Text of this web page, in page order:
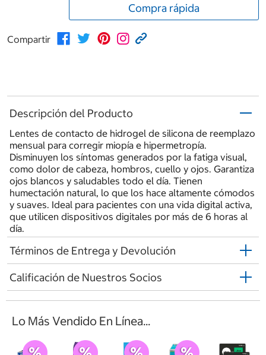
Compra rápida
Compartir
Descripción del Producto
Lentes de contacto de hidrogel de silicona de reemplazo
mensual para corregir miopía e hipermetropía.
Disminuyen los síntomas generados por la fatiga visual,
como dolor de cabeza, hombros, cuello y ojos. Garantiza
ojos blancos y saludables todo el día. Tienen
humectación natural, lo que los hace altamente cómodos
y suaves. Ideal para pacientes con una vida digital activa,
que utilicen dispositivos digitales por más de 6 horas al
día.
Términos de Entrega y Devolución
Calificación de Nuestros Socios
Lo Más Vendido En Línea...